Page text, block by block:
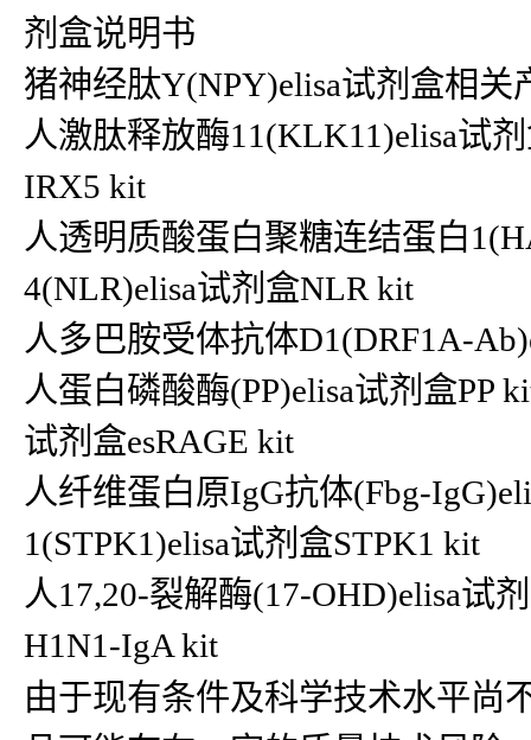
剂盒说明书
猪神经肽Y(NPY)elisa试剂盒相关
人激肽释放酶11(KLK11)elisa试
IRX5 kit
人透明质酸蛋白聚糖连结蛋白
4(NLR)elisa试剂盒NLR kit
人多巴胺受体抗体D1(DRF1A-
人蛋白磷酸酶(PP)elisa试剂盒PP
试剂盒esRAGE kit
人纤维蛋白原IgG抗体(Fbg-
1(STPK1)elisa试剂盒STPK1 kit
人17,20-裂解酶(17-OHD)elisa试
H1N1-IgA kit
由于现有条件及科学技术水平尚